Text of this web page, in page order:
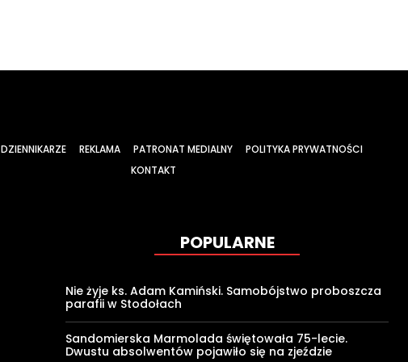
DZIENNIKARZE REKLAMA PATRONAT MEDIALNY
POLITYKA PRYWATNOŚCI
KONTAKT
POPULARNE
Nie żyje ks. Adam Kamiński. Samobójstwo proboszcza
parafii w Stodołach
Sandomierska Marmolada świętowała 75-lecie.
Dwustu absolwentów pojawiło się na zjeździe